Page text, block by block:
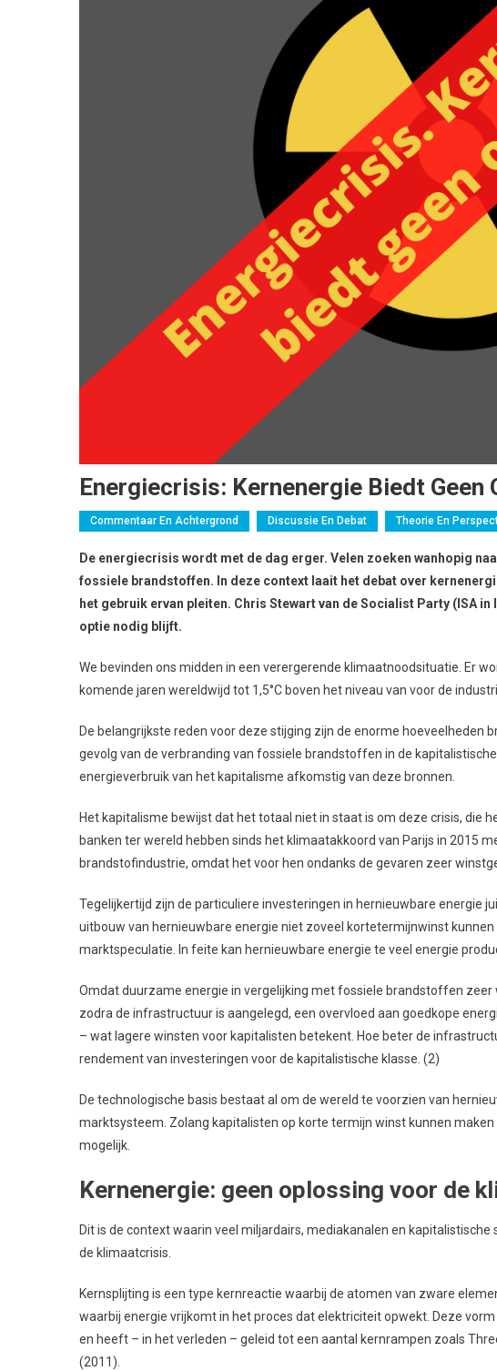
Energiecrisis: Kernenergie Biedt Geen
Commentaar En Achtergrond Discussie En Debat Theorie En
De energiecrisis wordt met de dag erger. Velen zoeken wanhopig
fossiele brandstoffen. In deze context laait het debat over
het gebruik ervan pleiten. Chris Stewart van de Socialist Party (ISA
optie nodig blijft.
We bevinden ons midden in een verergerende klimaatnoodsituatie. Er
komende jaren wereldwijd tot 1,5°C boven het niveau van voor de
De belangrijkste reden voor deze stijging zijn de enorme hoeveelheden
gevolg van de verbranding van fossiele brandstoffen in de
energieverbruik van het kapitalisme afkomstig van deze bronnen.
Het kapitalisme bewijst dat het totaal niet in staat is om deze crisis, die
banken ter wereld hebben sinds het klimaatakkoord van Parijs in 2015
brandstofindustrie, omdat het voor hen ondanks de gevaren zeer
Tegelijkertijd zijn de particuliere investeringen in hernieuwbare energie
uitbouw van hernieuwbare energie niet zoveel kortetermijnwinst
marktspeculatie. In feite kan hernieuwbare energie te veel energie
Omdat duurzame energie in vergelijking met fossiele brandstoffen
zodra de infrastructuur is aangelegd, een overvloed aan goedkope
– wat lagere winsten voor kapitalisten betekent. Hoe beter de
rendement van investeringen voor de kapitalistische klasse. (2)
De technologische basis bestaat al om de wereld te voorzien van
marktsysteem. Zolang kapitalisten op korte termijn winst kunnen
mogelijk.
Kernenergie: geen oplossing voor de
Dit is de context waarin veel miljardairs, mediakanalen en kapitalistische
de klimaatcrisis.
Kernsplijting is een type kernreactie waarbij de atomen van zware
waarbij energie vrijkomt in het proces dat elektriciteit opwekt. Deze
en heeft – in het verleden – geleid tot een aantal kernrampen zoals
(2011).